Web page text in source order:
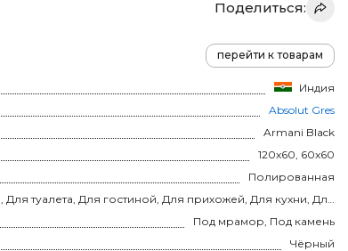
Поделиться:
перейти к товарам
Индия
Absolut Gres
Armani Black
120x60, 60x60
Полированная
Для ванной, Для туалета, Для гостиной, Для прихожей, Для кухни, Для спальни, на теплый пол
Под мрамор, Под камень
Чёрный